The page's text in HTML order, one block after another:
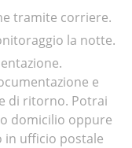
tramite corriere.
la notte.
e
di ritorno. Potrai
domicilio oppure
ufficio postale